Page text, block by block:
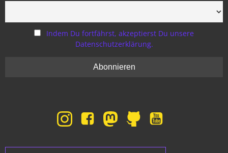
Indem Du fortfährst, akzeptierst Du unsere
Datenschutzerklärung.